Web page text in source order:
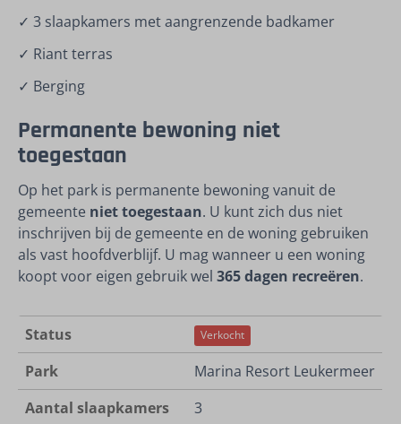
✓ 3 slaapkamers met aangrenzende badkamer
✓ Riant terras
✓ Berging
Permanente bewoning niet
toegestaan
Op het park is permanente bewoning vanuit de
gemeente niet toegestaan. U kunt zich dus niet
inschrijven bij de gemeente en de woning gebruiken
als vast hoofdverblijf. U mag wanneer u een woning
koopt voor eigen gebruik wel 365 dagen recreëren.
Status Verkocht
Park
Marina Resort Leukermeer
Aantal slaapkamers
3